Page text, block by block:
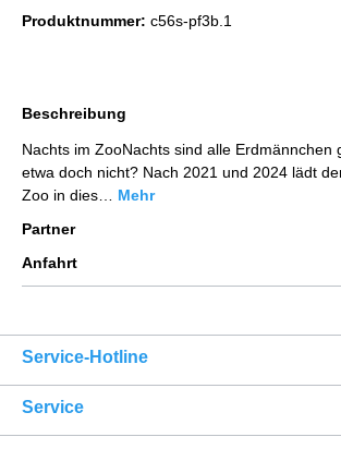
Produktnummer: c56s-pf3b.1
Beschreibung
Nachts im ZooNachts sind alle Erdmännchen
etwa doch nicht? Nach 2021 und 2024 lädt
Zoo in dies… Mehr
Partner
Anfahrt
Service-Hotline
Service